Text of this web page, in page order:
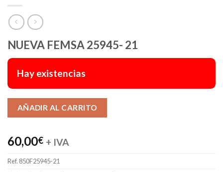
NUEVA FEMSA 25945- 21
Hay existencias
AÑADIR AL CARRITO
60,00€ + IVA
Ref. 850F25945-21